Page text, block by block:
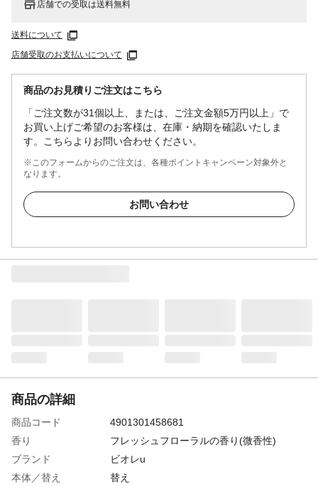
店舗での受取は送料無料
送料について
店舗受取のお支払いについて
商品のお見積りご注文はこちら
「ご注文数が31個以上、または、ご注文金額5万円以上」で
お買い上げご希望のお客様は、在庫・納期を確認いたしま
す。こちらよりお問い合わせください。
※このフォームからのご注文は、各種ポイントキャンペーン対象外と
なります。
お問い合わせ
商品の詳細
商品コード
4901301458681
香り
フレッシュフローラルの香り(微香性)
ブランド
ビオレu
本体／替え
替え